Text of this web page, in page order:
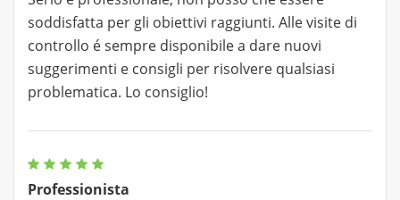
soddisfatta per gli obiettivi raggiunti. Alle visite di
controllo é sempre disponibile a dare nuovi
suggerimenti e consigli per risolvere qualsiasi
problematica. Lo consiglio!
Professionista